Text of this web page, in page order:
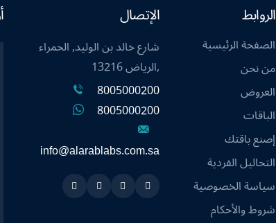
الروابط
الصفحة الرئيسية
من نحن
العروض
الباقات
إصنع باقتك
التحاليل الفردية
سياسة الخصوصية
شروط والأحكام
الإتصال
شارع خالد بن الوليد, الحمراء
,الرياض 13216
8005000200
8005000200
info@alarablabs.com.sa
Snapchat
Twitter
Linkedin
Instagram